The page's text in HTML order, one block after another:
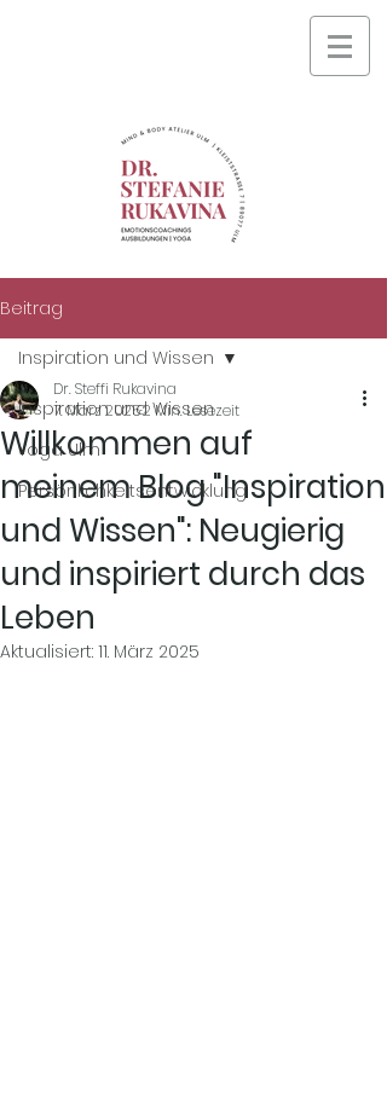
Beitrag
Inspiration und Wissen
Yoga Ulm
Persönlichkeitsentwicklung
Inspiration und Wissen
Willkommen auf
meinem Blog "Inspiration
und Wissen": Neugierig
und inspiriert durch das
Leben
Dr. Steffi Rukavina
7. März 20252 Min. Lesezeit
Aktualisiert: 11. März 2025